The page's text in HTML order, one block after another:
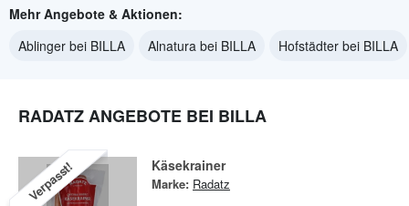
Mehr Angebote & Aktionen:
Ablinger bei BILLA
Alnatura bei BILLA Hofstädter bei BILLA
RADATZ ANGEBOTE BEI BILLA
Verpasst! Käsekrainer
Marke: Radatz